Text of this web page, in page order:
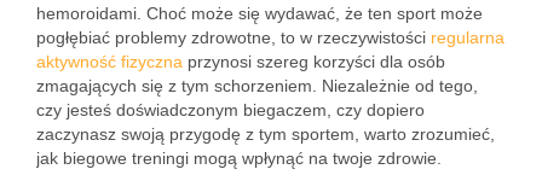
hemoroidami. Choć może się wydawać, że ten sport może
pogłębiać problemy zdrowotne, to w rzeczywistości regularna
aktywność fizyczna przynosi szereg korzyści dla osób
zmagających się z tym schorzeniem. Niezależnie od tego,
czy jesteś doświadczonym biegaczem, czy dopiero
zaczynasz swoją przygodę z tym sportem, warto zrozumieć,
jak biegowe treningi mogą wpłynąć na twoje zdrowie.